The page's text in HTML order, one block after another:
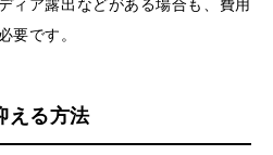
要です。
える方法